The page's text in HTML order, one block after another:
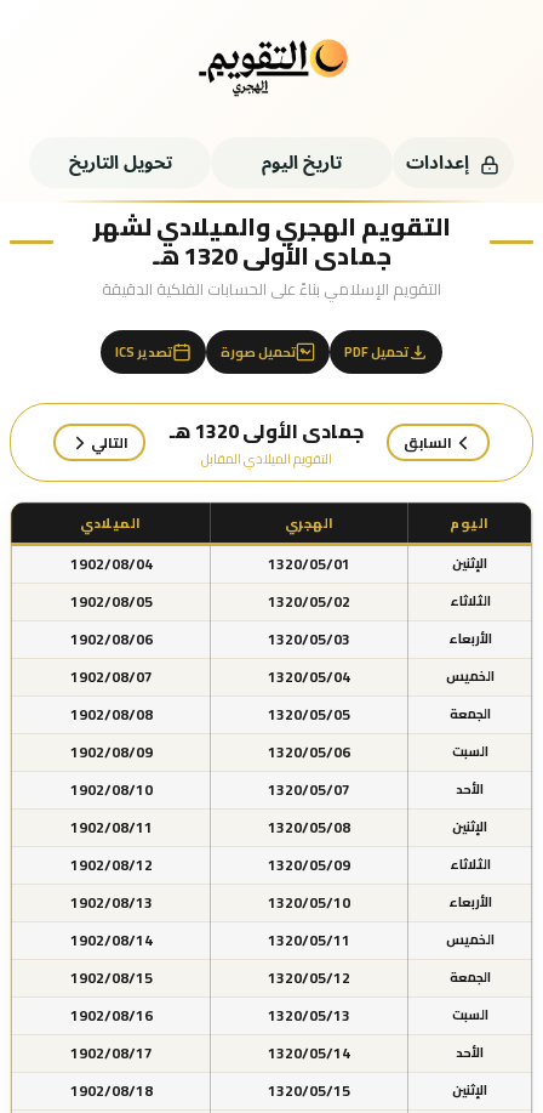
إعدادات تاريخ اليوم تحويل التاريخ
التقويم الهجري والميلادي لشهر
جمادى الأولى 1320 هـ
التقويم الإسلامي بناءً على الحسابات الفلكية الدقيقة
تحميل PDF تحميل صورة تصدير ICS
السابق جمادى الأولى 1320 هـ
التقويم الميلادي المقابل
التالي
اليوم الهجري
الميلادي
الإثنين
1320/05/01
1902/08/04
الثلاثاء 1320/05/02
1902/08/05
الأربعاء 1320/05/03
1902/08/06
الخميس 1320/05/04
1902/08/07
الجمعة 1320/05/05
1902/08/08
السبت 1320/05/06
1902/08/09
الأحد 1320/05/07
1902/08/10
الإثنين 1320/05/08
1902/08/11
الثلاثاء 1320/05/09
1902/08/12
الأربعاء 1320/05/10
1902/08/13
الخميس 1320/05/11
1902/08/14
الجمعة 1320/05/12
1902/08/15
السبت 1320/05/13
1902/08/16
الأحد 1320/05/14
1902/08/17
الإثنين 1320/05/15
1902/08/18